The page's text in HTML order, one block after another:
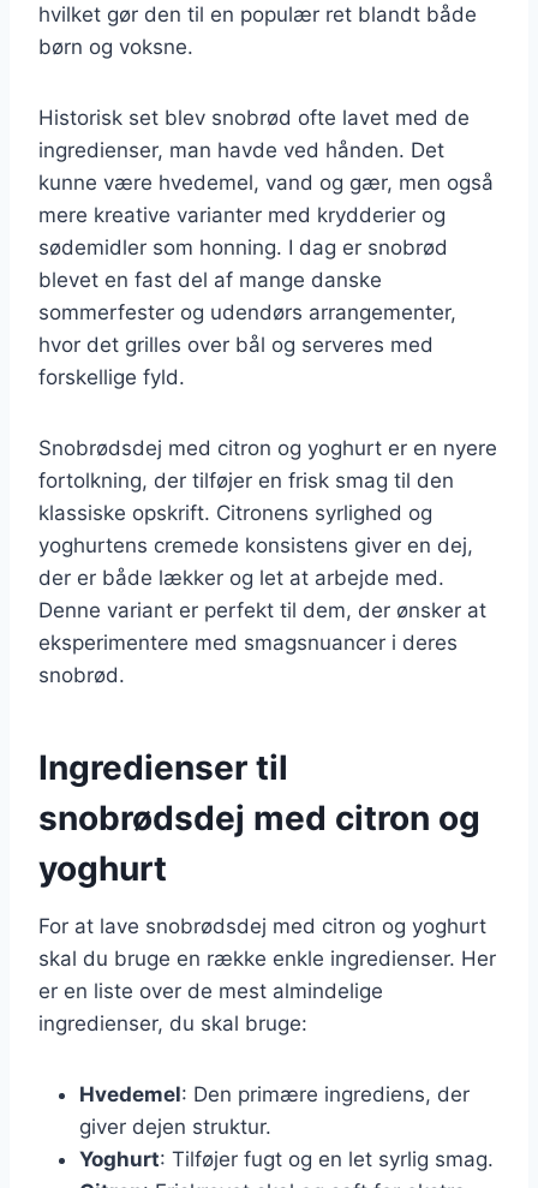
hvilket gør den til en populær ret blandt både
børn og voksne.
Historisk set blev snobrød ofte lavet med de
ingredienser, man havde ved hånden. Det
kunne være hvedemel, vand og gær, men også
mere kreative varianter med krydderier og
sødemidler som honning. I dag er snobrød
blevet en fast del af mange danske
sommerfester og udendørs arrangementer,
hvor det grilles over bål og serveres med
forskellige fyld.
Snobrødsdej med citron og yoghurt er en nyere
fortolkning, der tilføjer en frisk smag til den
klassiske opskrift. Citronens syrlighed og
yoghurtens cremede konsistens giver en dej,
der er både lækker og let at arbejde med.
Denne variant er perfekt til dem, der ønsker at
eksperimentere med smagsnuancer i deres
snobrød.
Ingredienser til
snobrødsdej med citron og
yoghurt
For at lave snobrødsdej med citron og yoghurt
skal du bruge en række enkle ingredienser. Her
er en liste over de mest almindelige
ingredienser, du skal bruge:
Hvedemel: Den primære ingrediens, der
giver dejen struktur.
Yoghurt: Tilføjer fugt og en let syrlig smag.